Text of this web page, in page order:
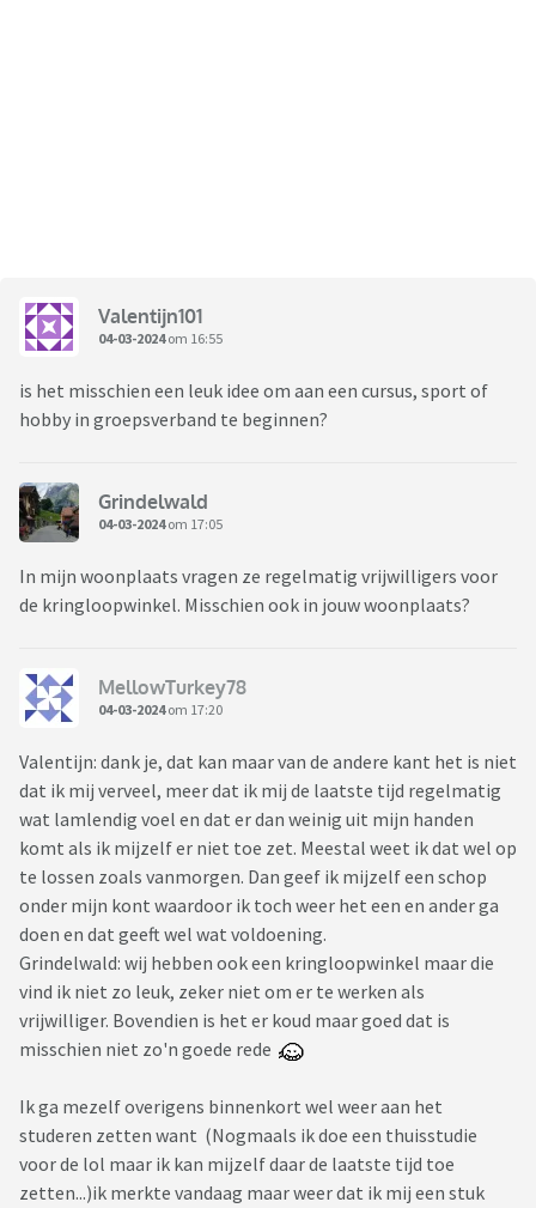
Valentijn101
04-03-2024om 16:55
is het misschien een leuk idee om aan een cursus, sport of
hobby in groepsverband te beginnen?
Grindelwald
04-03-2024om 17:05
In mijn woonplaats vragen ze regelmatig vrijwilligers voor
de kringloopwinkel. Misschien ook in jouw woonplaats?
MellowTurkey78
04-03-2024om 17:20
Valentijn: dank je, dat kan maar van de andere kant het is niet
dat ik mij verveel, meer dat ik mij de laatste tijd regelmatig
wat lamlendig voel en dat er dan weinig uit mijn handen
komt als ik mijzelf er niet toe zet. Meestal weet ik dat wel op
te lossen zoals vanmorgen. Dan geef ik mijzelf een schop
onder mijn kont waardoor ik toch weer het een en ander ga
doen en dat geeft wel wat voldoening.
Grindelwald: wij hebben ook een kringloopwinkel maar die
vind ik niet zo leuk, zeker niet om er te werken als
vrijwilliger. Bovendien is het er koud maar goed dat is
misschien niet zo'n goede rede
Ik ga mezelf overigens binnenkort wel weer aan het
studeren zetten want (Nogmaals ik doe een thuisstudie
voor de lol maar ik kan mijzelf daar de laatste tijd toe
zetten...)ik merkte vandaag maar weer dat ik mij een stuk